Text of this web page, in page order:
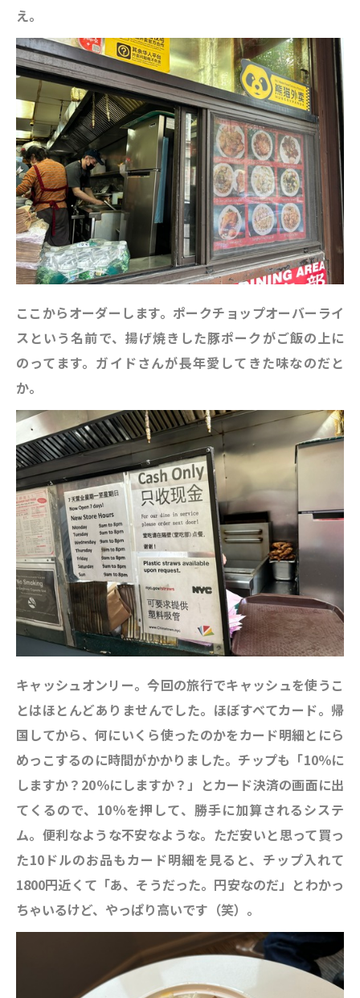
え。
ここからオーダーします。ポークチョップオーバーライ
スという名前で、揚げ焼きした豚ポークがご飯の上に
のってます。ガイドさんが長年愛してきた味なのだと
か。
キャッシュオンリー。今回の旅行でキャッシュを使うこ
とはほとんどありませんでした。ほぼすべてカード。帰
国してから、 何にいくら使ったのかをカード明細とにら
めっこするのに時間がかかりました。チップも「10％に
しますか？20％にしますか？」とカード決済の画面に出
てくるので、10％を押して、勝手に加算されるシステ
ム。便利なような不安なような。ただ安いと思って買っ
た10ドルのお品もカード明細を見ると、チップ入れて
1800円近くて「あ、そうだった。円安なのだ」とわかっ
ちゃいるけど、やっぱり高いです（笑）。